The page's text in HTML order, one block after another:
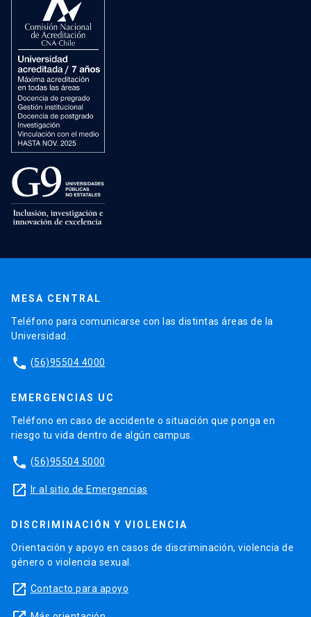
MESA CENTRAL
Teléfono para comunicarse con las distintas áreas de la
Universidad.
phone (56)95504 4000
EMERGENCIAS UC
Teléfono en caso de accidente o situación que ponga en
riesgo tu vida dentro de algún campus.
phone (56)95504 5000
launch Ir al sitio de Emergencias
DISCRIMINACIÓN Y VIOLENCIA
Orientación y apoyo en casos de discriminación, violencia de
género o violencia sexual.
launch Contacto para apoyo